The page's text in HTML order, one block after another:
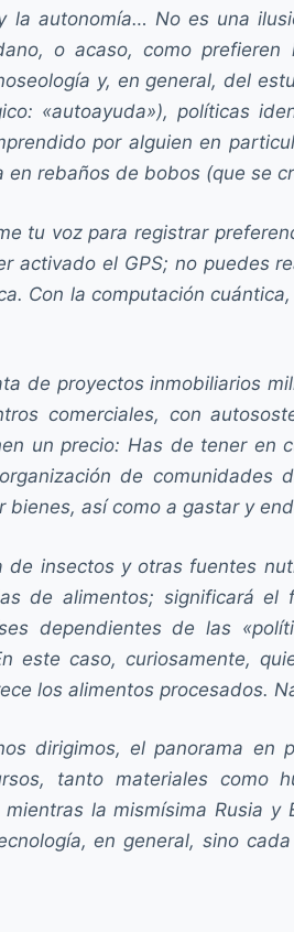
autonomía… No es una
o acaso, como
y, en general, del
«autoayuda»), políticas
por alguien en
rebaños de bobos (que se
tu voz para registrar
el GPS; no puedes
Con la computación
de proyectos inmobiliarios
comerciales, con
un precio: Has de tener
de comunidades
así como a gastar y
insectos y otras fuentes
de alimentos; significará
dependientes de las
este caso, curiosamente,
los alimentos procesados.
dirigimos, el panorama en
tanto materiales
la mismísima Rusia
en general, sino